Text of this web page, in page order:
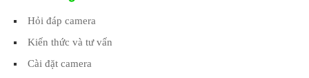
Hỏi đáp camera
Kiến thức và tư vấn
Cài đặt camera